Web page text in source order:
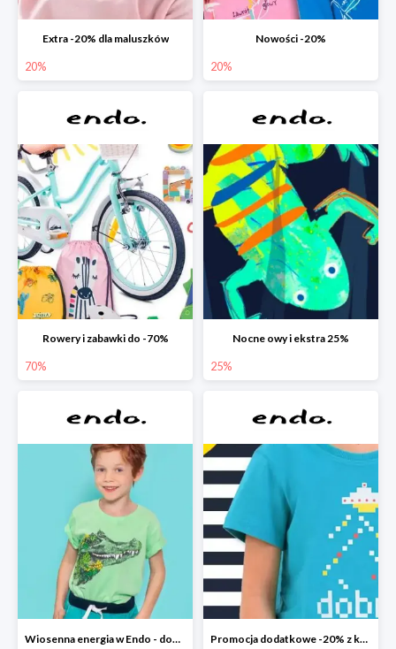
Extra -20% dla maluszków
20%
Nowości -20%
20%
Rowery i zabawki do -70%
70%
Nocne owy i ekstra 25%
25%
Wiosenna energia w Endo - dodatkowe -20% Promocja dodatkowe -20% z kodem